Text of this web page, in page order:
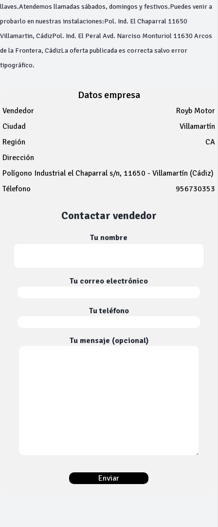
llaves.Atendemos llamadas sábados, domingos y festivos.Puedes venir a
probarlo en nuestras instalaciones:Pol. Ind. El Chaparral 11650
Villamartin, CádizPol. Ind. El Peral Avd. Narciso Monturiol 11630 Arcos
de la Frontera, CádizLa oferta publicada es correcta salvo error
tipográfico.
Datos empresa
Vendedor
Royb Motor
Ciudad
Villamartín
Región
CA
Dirección
Polígono Industrial el Chaparral s/n, 11650 - Villamartín (Cádiz)
Télefono
956730353
Contactar vendedor
Tu nombre
Tu correo electrónico
Tu teléfono
Tu mensaje (opcional)